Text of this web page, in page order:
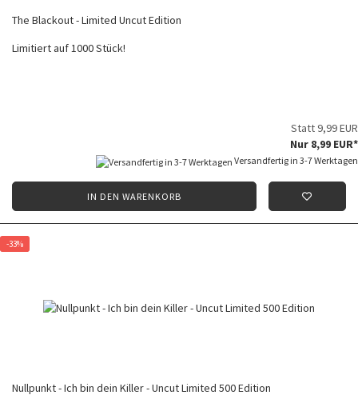
The Blackout - Limited Uncut Edition
Limitiert auf 1000 Stück!
Statt 9,99 EUR
Nur 8,99 EUR*
Versandfertig in 3-7 Werktagen
IN DEN WARENKORB
-33%
Nullpunkt - Ich bin dein Killer - Uncut Limited 500 Edition